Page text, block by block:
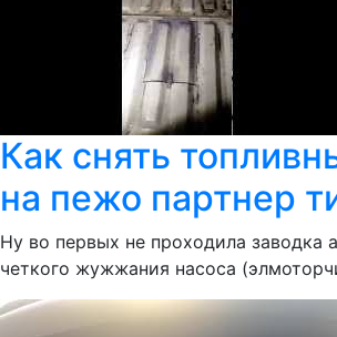
Как снять
на пежо партнер
Ну во первых не проходила заводка
четкого жужжания насоса